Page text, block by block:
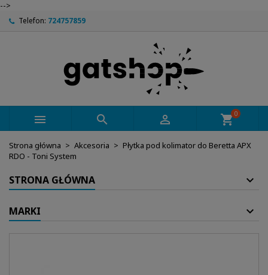
-->
Telefon: 724757859
   shopping_cart0
Strona główna Akcesoria
Płytka pod kolimator do Beretta APX
RDO - Toni System
STRONA GŁÓWNA
MARKI